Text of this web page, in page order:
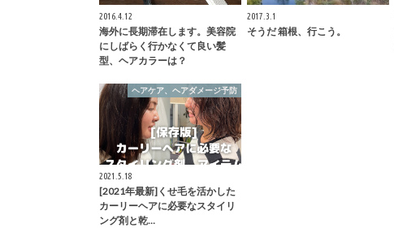
2016.4.12
海外に長期滞在します。美容院
にしばらく行かなくて良い髪
型、ヘアカラーは？
2017.3.1
そうだ 箱根、行こう。
ヘアケア、ヘアダメージ予防
2021.5.18
[2021年最新]くせ毛を活かした
カーリーヘアに必要なスタイリ
ング剤と乾…